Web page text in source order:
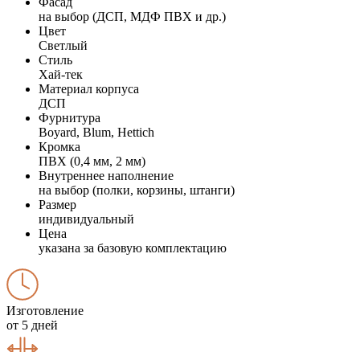
на выбор (ДСП, МДФ ПВХ и др.)
Цвет
Светлый
Стиль
Хай-тек
Материал корпуса
ДСП
Фурнитура
Boyard, Blum, Hettich
Кромка
ПВХ (0,4 мм, 2 мм)
Внутреннее наполнение
на выбор (полки, корзины, штанги)
Размер
индивидуальный
Цена
указана за базовую комплектацию
Изготовление
от 5 дней